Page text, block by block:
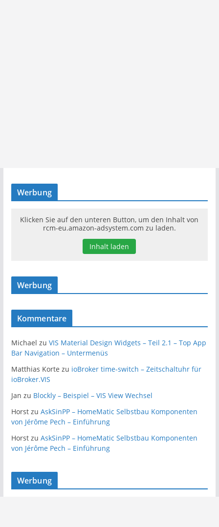
Werbung
Klicken Sie auf den unteren Button, um den Inhalt von
rcm-eu.amazon-adsystem.com zu laden.
Inhalt laden
Werbung
Kommentare
Michael zu VIS Material Design Widgets – Teil 2.1 – Top App
Bar Navigation – Untermenüs
Matthias Korte zu ioBroker time-switch – Zeitschaltuhr für
ioBroker.VIS
Jan zu Blockly – Beispiel – VIS View Wechsel
Horstzu AskSinPP – HomeMatic Selbstbau Komponenten
von Jérôme Pech – Einführung
Horstzu AskSinPP – HomeMatic Selbstbau Komponenten
von Jérôme Pech – Einführung
Werbung